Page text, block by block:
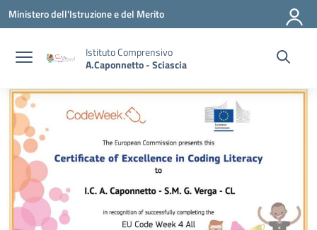
Vai ai contenuti
Vai al menu di navigazione
Vai al footer
Ministero dell'Istruzione e del Merito
Istituto Comprensivo
A.Caponnetto - Sciascia